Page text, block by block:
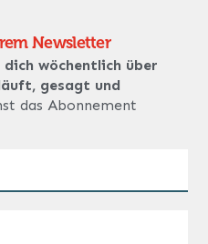
Newsletter
wöchentlich über
gesagt und
das Abonnement